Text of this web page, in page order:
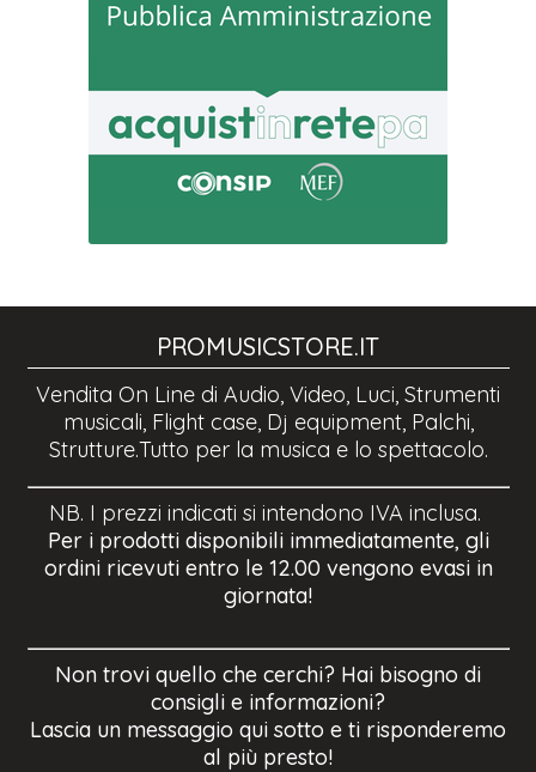
PROMUSICSTORE.IT
Vendita On Line di Audio, Video, Luci, Strumenti
musicali, Flight case, Dj equipment, Palchi,
Strutture.Tutto per la musica e lo spettacolo.
NB. I prezzi indicati si intendono IVA inclusa.
Per i prodotti disponibili immediatamente, gli
ordini ricevuti entro le 12.00 vengono evasi in
giornata!
Non trovi quello che cerchi? Hai bisogno di
consigli e informazioni?
Lascia un messaggio qui sotto e ti risponderemo
al più presto!